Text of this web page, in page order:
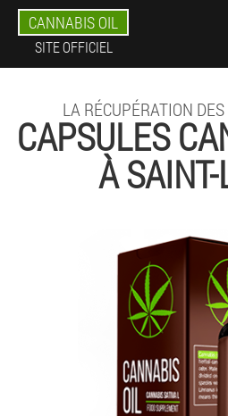
CANNABIS OIL
SITE OFFICIEL
LA RÉCUPÉRATION
CAPSULES
À